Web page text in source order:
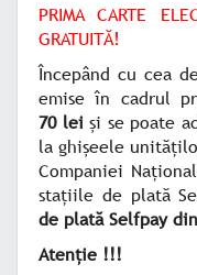
PRIMA CARTE
GRATUITĂ!
Începând cu cea
emise în cadrul
70 leiși se poate
la ghișeele
Companiei
stațiile de plată
de plată Selfpay
Atenție !!!